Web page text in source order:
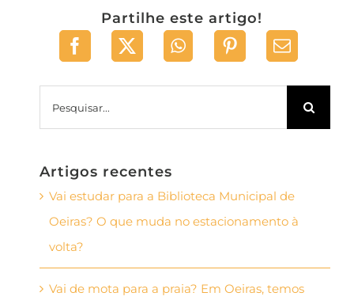
Partilhe este artigo!
Artigos recentes
Vai estudar para a Biblioteca Municipal de
Oeiras? O que muda no estacionamento à
volta?
Vai de mota para a praia? Em Oeiras, temos